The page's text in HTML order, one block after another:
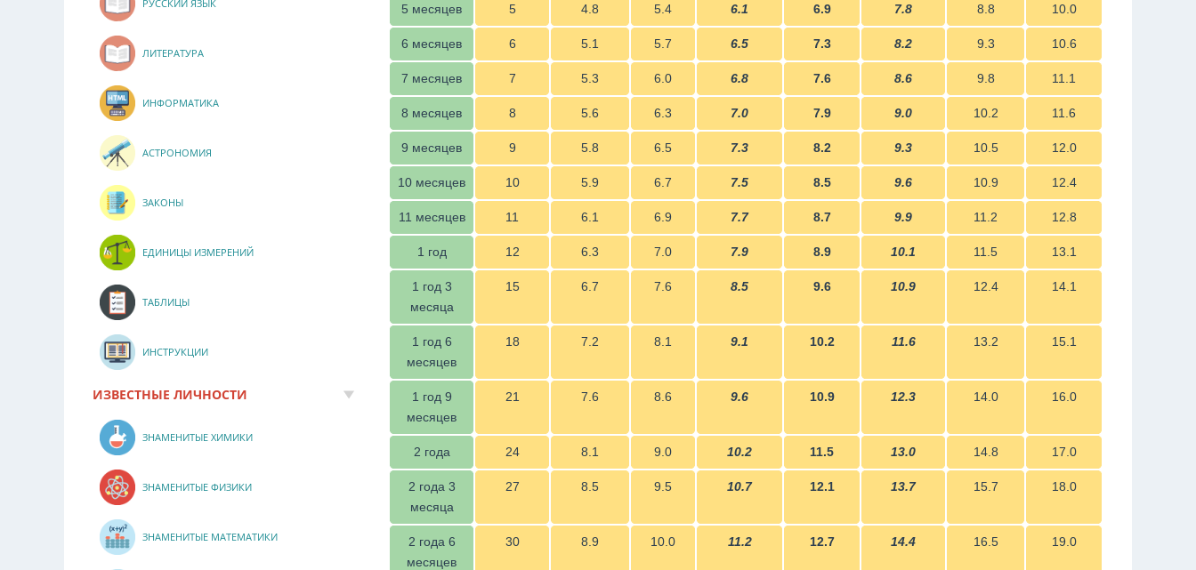
5 месяцев 5 4.8 5.4 6.1 6.9 7.8 8.8 10.0
6 месяцев 6 5.1 5.7 6.5 7.3 8.2 9.3 10.6
7 месяцев 7 5.3 6.0 6.8 7.6 8.6 9.8 11.1
8 месяцев 8 5.6 6.3 7.0 7.9 9.0 10.2 11.6
9 месяцев 9 5.8 6.5 7.3 8.2 9.3 10.5 12.0
10 месяцев 10 5.9 6.7 7.5 8.5 9.6 10.9 12.4
11 месяцев 11 6.1 6.9 7.7 8.7 9.9 11.2 12.8
1 год 12 6.3 7.0 7.9 8.9 10.1 11.5 13.1
1 год 3
месяца
15 6.7 7.6 8.5 9.6 10.9 12.4 14.1
1 год 6
месяцев
18 7.2 8.1 9.1 10.2 11.6 13.2 15.1
1 год 9
месяцев
21 7.6 8.6 9.6 10.9 12.3 14.0 16.0
2 года 24 8.1 9.0 10.2 11.5 13.0 14.8 17.0
2 года 3
месяца
27 8.5 9.5 10.7 12.1 13.7 15.7 18.0
2 года 6
месяцев
30 8.9 10.0 11.2 12.7 14.4 16.5 19.0
РУССКИЙ ЯЗЫК
ЛИТЕРАТУРА
ИНФОРМАТИКА
АСТРОНОМИЯ
ЗАКОНЫ
ЕДИНИЦЫ ИЗМЕРЕНИЙ
ТАБЛИЦЫ
ИНСТРУКЦИИ
ИЗВЕСТНЫЕ ЛИЧНОСТИ
ЗНАМЕНИТЫЕ ХИМИКИ
ЗНАМЕНИТЫЕ ФИЗИКИ
ЗНАМЕНИТЫЕ МАТЕМАТИКИ